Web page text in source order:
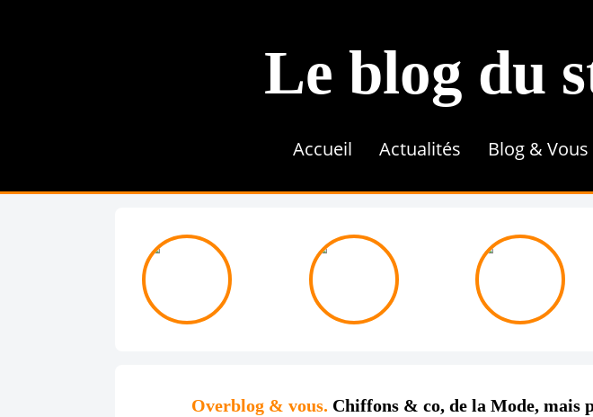
Le blog du
Accueil Actualités
Blog & Vous
Overblog & vous. Chiffons & co, de la Mode, mais